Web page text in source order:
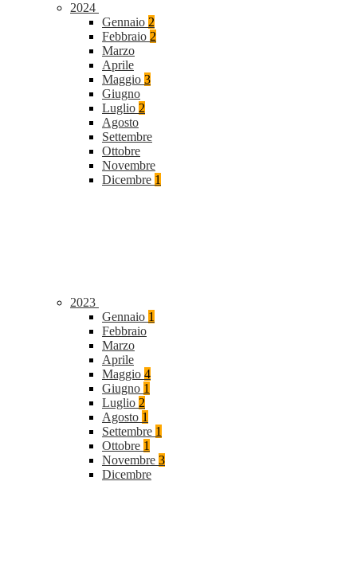
2024
Gennaio 2
Febbraio 2
Marzo
Aprile
Maggio 3
Giugno
Luglio 2
Agosto
Settembre
Ottobre
Novembre
Dicembre 1
2023
Gennaio 1
Febbraio
Marzo
Aprile
Maggio 4
Giugno 1
Luglio 2
Agosto 1
Settembre 1
Ottobre 1
Novembre 3
Dicembre